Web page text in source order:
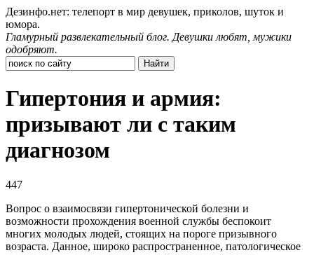
Дезинфо.нет: телепорт в мир девушек, приколов, шуток и
юмора.
Гламурный развлекательный блог. Девушки любят, мужики
одобряют.
Гипертония и армия:
призывают ли с таким
диагнозом
447
Вопрос о взаимосвязи гипертонической болезни и
возможности прохождения военной службы беспокоит
многих молодых людей, стоящих на пороге призывного
возраста. Данное, широко распространенное, патологическое